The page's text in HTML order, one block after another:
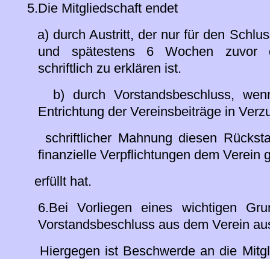
5.Die Mitgliedschaft endet
a) durch Austritt, der nur für den
und spätestens 6 Wochen zuvor
schriftlich zu erklären ist.
b) durch Vorstandsbeschluss,
Entrichtung der Vereinsbeiträge in
schriftlicher Mahnung diesen
finanzielle Verpflichtungen dem Verein
erfüllt hat.
6.Bei Vorliegen eines wichtigen
Vorstandsbeschluss aus dem Verein
Hiergegen ist Beschwerde an die